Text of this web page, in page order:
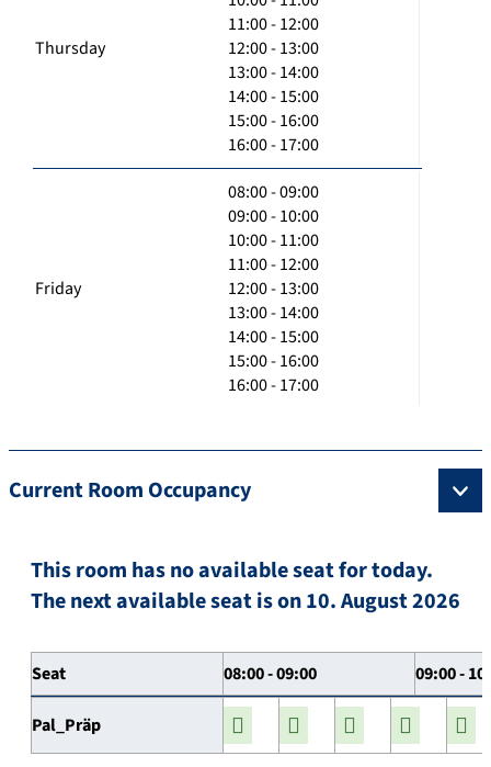
Thursday
11:00 - 12:00
12:00 - 13:00
13:00 - 14:00
14:00 - 15:00
15:00 - 16:00
16:00 - 17:00
Friday
08:00 - 09:00
09:00 - 10:00
10:00 - 11:00
11:00 - 12:00
12:00 - 13:00
13:00 - 14:00
14:00 - 15:00
15:00 - 16:00
16:00 - 17:00
Current Room Occupancy
This room has no available seat for today.
The next available seat is on 10. August 2026
Seat 08:00 - 09:00 09:00 -
Pal_Präp